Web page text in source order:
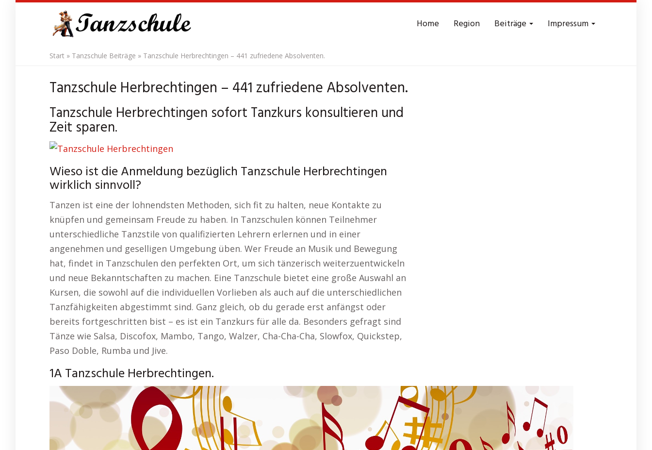
Home Region Beiträge Impressum
Start » Tanzschule Beiträge » Tanzschule Herbrechtingen – 441 zufriedene Absolventen.
Tanzschule Herbrechtingen – 441 zufriedene Absolventen.
Tanzschule Herbrechtingen sofort Tanzkurs konsultieren und
Zeit sparen.
Wieso ist die Anmeldung bezüglich Tanzschule Herbrechtingen
wirklich sinnvoll?
Tanzen ist eine der lohnendsten Methoden, sich fit zu halten, neue Kontakte zu
knüpfen und gemeinsam Freude zu haben. In Tanzschulen können Teilnehmer
unterschiedliche Tanzstile von qualifizierten Lehrern erlernen und in einer
angenehmen und geselligen Umgebung üben. Wer Freude an Musik und Bewegung
hat, findet in Tanzschulen den perfekten Ort, um sich tänzerisch weiterzuentwickeln
und neue Bekanntschaften zu machen. Eine Tanzschule bietet eine große Auswahl an
Kursen, die sowohl auf die individuellen Vorlieben als auch auf die unterschiedlichen
Tanzfähigkeiten abgestimmt sind. Ganz gleich, ob du gerade erst anfängst oder
bereits fortgeschritten bist – es ist ein Tanzkurs für alle da. Besonders gefragt sind
Tänze wie Salsa, Discofox, Mambo, Tango, Walzer, Cha-Cha-Cha, Slowfox, Quickstep,
Paso Doble, Rumba und Jive.
1A Tanzschule Herbrechtingen.